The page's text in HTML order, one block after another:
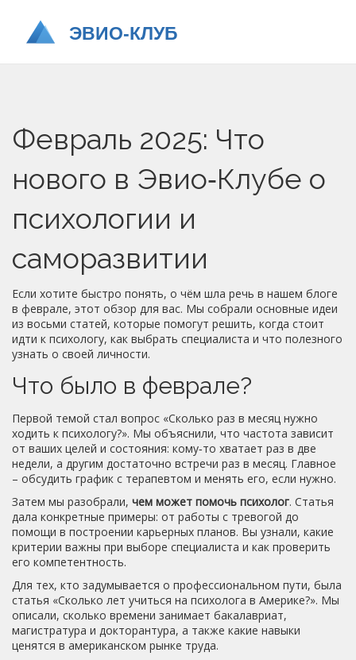
Февраль 2025: Что
нового в Эвио‑Клубе о
психологии и
саморазвитии
Если хотите быстро понять, о чём шла речь в нашем блоге
в феврале, этот обзор для вас. Мы собрали основные идеи
из восьми статей, которые помогут решить, когда стоит
идти к психологу, как выбрать специалиста и что полезного
узнать о своей личности.
Что было в феврале?
Первой темой стал вопрос «Сколько раз в месяц нужно
ходить к психологу?». Мы объяснили, что частота зависит
от ваших целей и состояния: кому‑то хватает раз в две
недели, а другим достаточно встречи раз в месяц. Главное
– обсудить график с терапевтом и менять его, если нужно.
Затем мы разобрали, чем может помочь психолог. Статья
дала конкретные примеры: от работы с тревогой до
помощи в построении карьерных планов. Вы узнали, какие
критерии важны при выборе специалиста и как проверить
его компетентность.
Для тех, кто задумывается о профессиональном пути, была
статья «Сколько лет учиться на психолога в Америке?». Мы
описали, сколько времени занимает бакалавриат,
магистратура и докторантура, а также какие навыки
ценятся в американском рынке труда.